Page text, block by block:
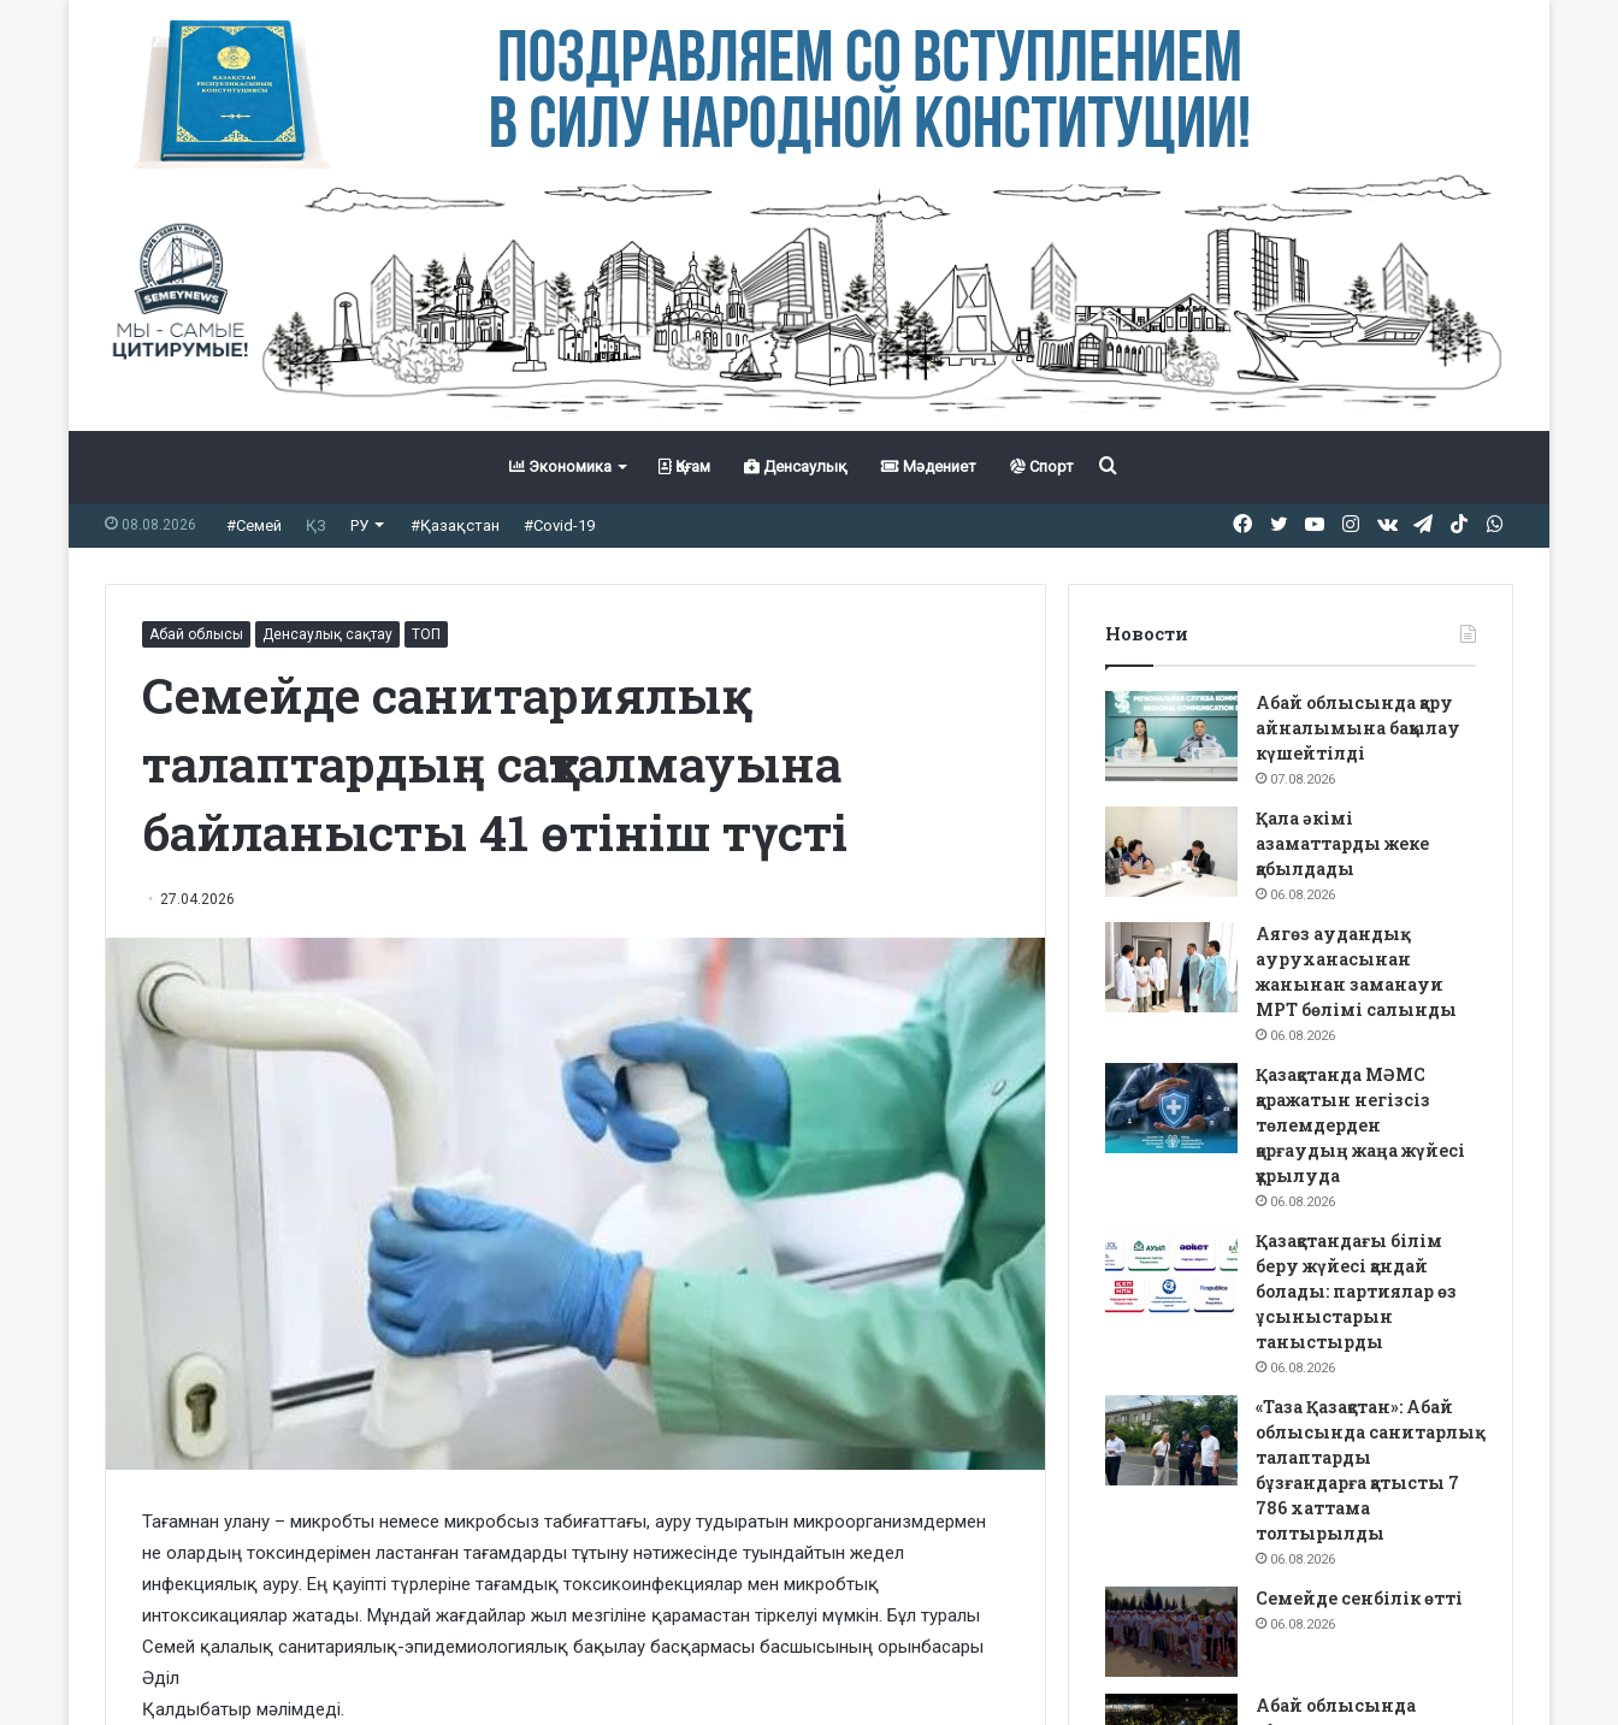
Экономика Қоғам Денсаулық Мәдениет Спорт
08.08.2026 #Семей ҚЗ РУ #Қазақстан #Covid-19 TikTok
Telegram
vk.com
Instagram
YouTube
Twitter
Facebook
Абай облысы Денсаулық сақтау ТОП
Семейде санитариялық
талаптардың сақталмауына
байланысты 41 өтініш түсті
27.04.2026
Тағамнан улану – микробты немесе микробсыз табиғаттағы, ауру тудыратын микроорганизмдермен
не олардың токсиндерімен ластанған тағамдарды тұтыну нәтижесінде туындайтын жедел
инфекциялық ауру. Ең қауіпті түрлеріне тағамдық токсикоинфекциялар мен микробтық
интоксикациялар жатады. Мұндай жағдайлар жыл мезгіліне қарамастан тіркелуі мүмкін. Бұл туралы
Семей қалалық санитариялық-эпидемиологиялық бақылау басқармасы басшысының орынбасары
Әділ
Қалдыбатыр мәлімдеді.
Новости
Абай облысында қару
айналымына бақылау
күшейтілді
07.08.2026
Қала әкімі
азаматтарды жеке
қабылдады
06.08.2026
Аягөз аудандық
ауруханасынан
жанынан заманауи
МРТ бөлімі салынды
06.08.2026
Қазақстанда МӘМС
қаражатын негізсіз
төлемдерден
қорғаудың жаңа жүйесі
құрылуда
06.08.2026
Қазақстандағы білім
беру жүйесі қандай
болады: партиялар өз
ұсыныстарын
таныстырды
06.08.2026
«Таза Қазақстан»: Абай
облысында санитарлық
талаптарды
бұзғандарға қатысты 7
786 хаттама
толтырылды
06.08.2026
Семейде сенбілік өтті
06.08.2026
Абай облысында